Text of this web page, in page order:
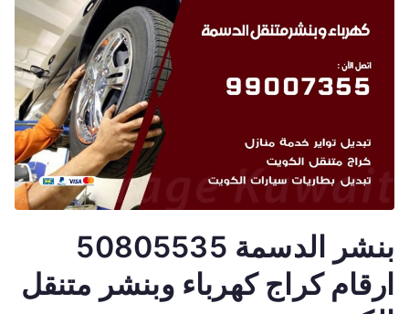
بنشر الدسمة 50805535
ارقام كراج كهرباء وبنشر متنقل